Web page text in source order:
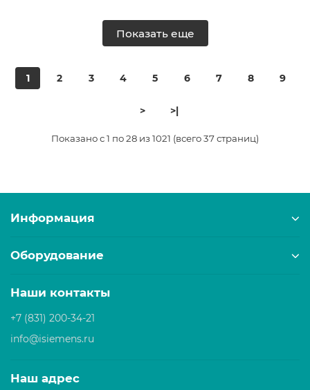
Показать еще
1 2 3 4 5 6 7 8 9
> >|
Показано с 1 по 28 из 1021 (всего 37 страниц)
Информация
Оборудование
Наши контакты
+7 (831) 200-34-21
info@isiemens.ru
Наш адрес